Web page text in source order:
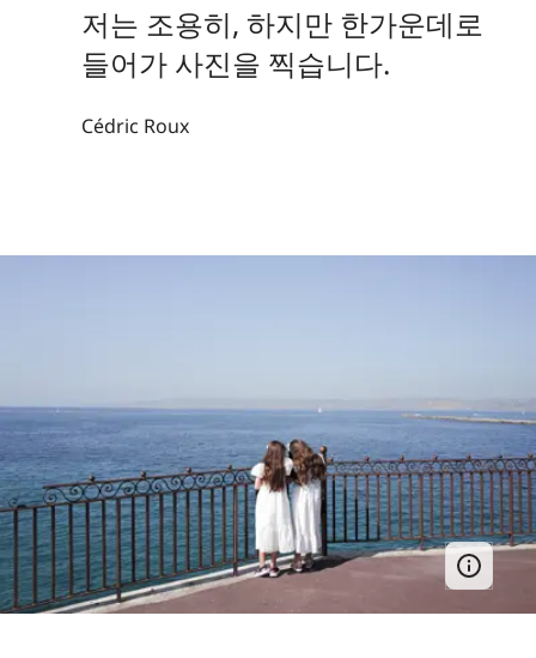
저는 조용히, 하지만 한가운데로
들어가 사진을 찍습니다.
Cédric Roux